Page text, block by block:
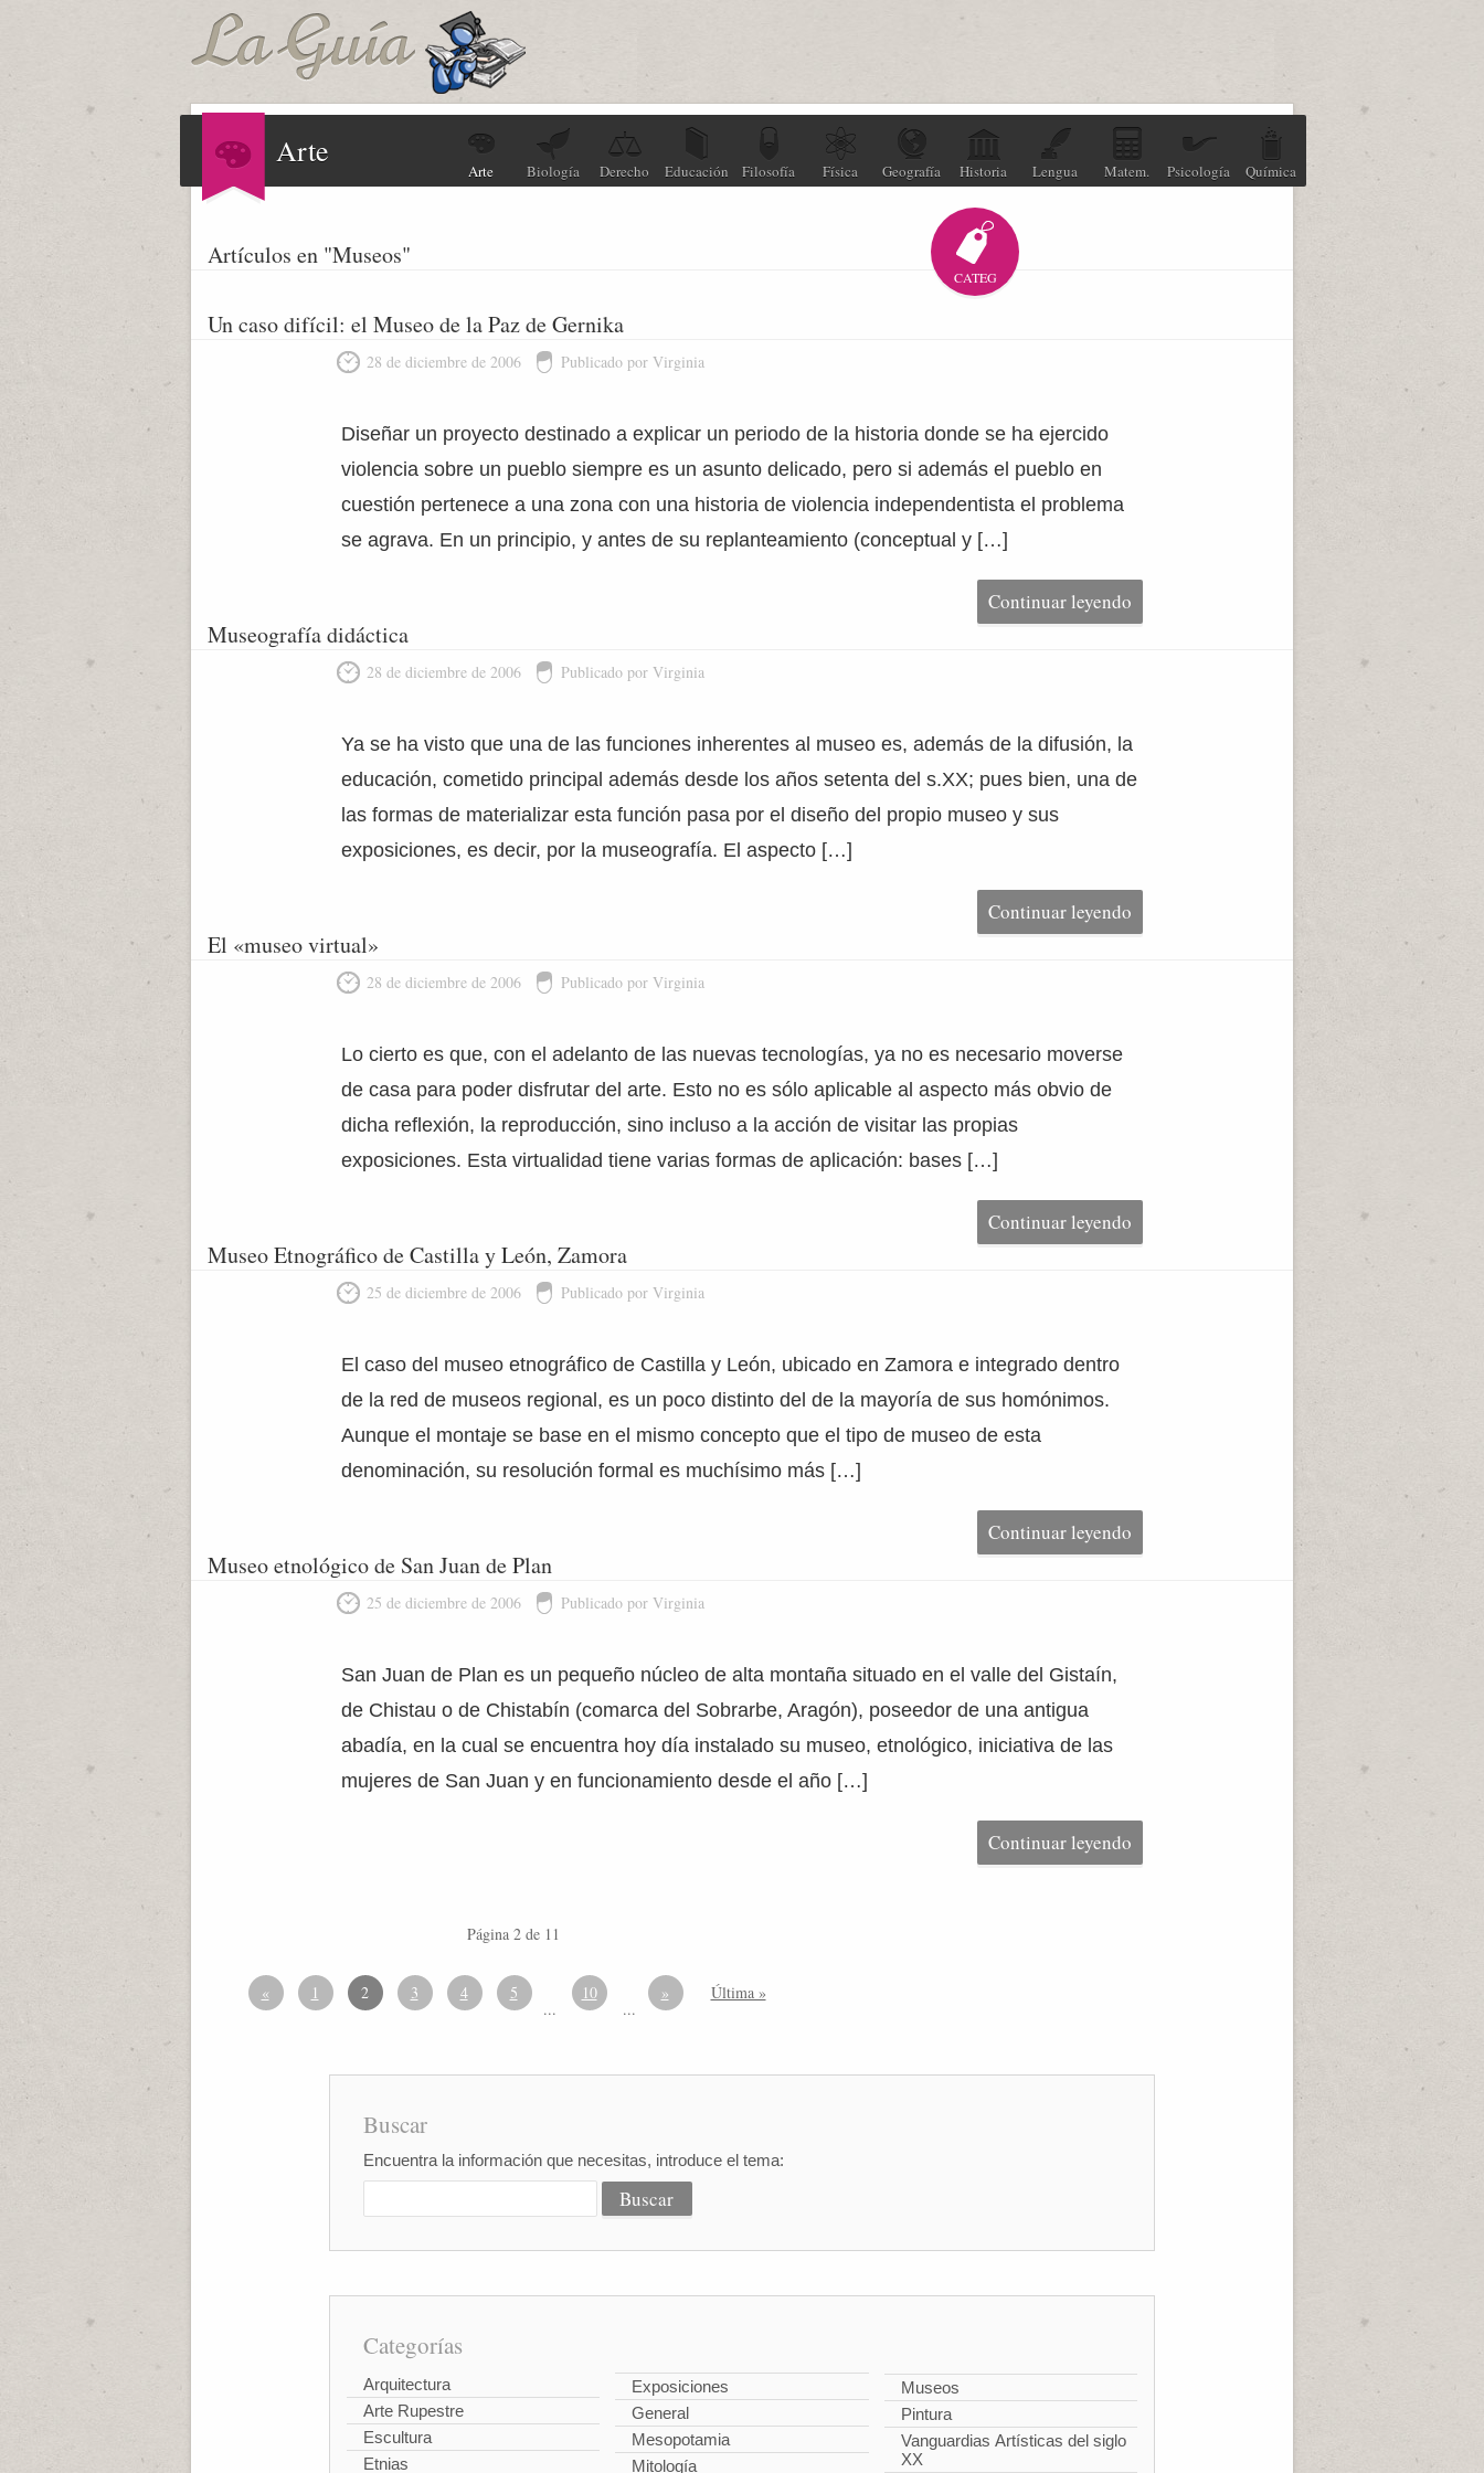
Arte
Arte Biología Derecho Educación Filosofía Física Geografía Historia Lengua Matem. Psicología Química
Artículos en "Museos"
CATEG
Un caso difícil: el Museo de la Paz de Gernika
28 de diciembre de 2006 Publicado por Virginia
Diseñar un proyecto destinado a explicar un periodo de la historia donde se ha ejercido
violencia sobre un pueblo siempre es un asunto delicado, pero si además el pueblo en
cuestión pertenece a una zona con una historia de violencia independentista el problema
se agrava. En un principio, y antes de su replanteamiento (conceptual y […]
Continuar leyendo
Museografía didáctica
28 de diciembre de 2006 Publicado por Virginia
Ya se ha visto que una de las funciones inherentes al museo es, además de la difusión, la
educación, cometido principal además desde los años setenta del s.XX; pues bien, una de
las formas de materializar esta función pasa por el diseño del propio museo y sus
exposiciones, es decir, por la museografía. El aspecto […]
Continuar leyendo
El «museo virtual»
28 de diciembre de 2006 Publicado por Virginia
Lo cierto es que, con el adelanto de las nuevas tecnologías, ya no es necesario moverse
de casa para poder disfrutar del arte. Esto no es sólo aplicable al aspecto más obvio de
dicha reflexión, la reproducción, sino incluso a la acción de visitar las propias
exposiciones. Esta virtualidad tiene varias formas de aplicación: bases […]
Continuar leyendo
Museo Etnográfico de Castilla y León, Zamora
25 de diciembre de 2006 Publicado por Virginia
El caso del museo etnográfico de Castilla y León, ubicado en Zamora e integrado dentro
de la red de museos regional, es un poco distinto del de la mayoría de sus homónimos.
Aunque el montaje se base en el mismo concepto que el tipo de museo de esta
denominación, su resolución formal es muchísimo más […]
Continuar leyendo
Museo etnológico de San Juan de Plan
25 de diciembre de 2006 Publicado por Virginia
San Juan de Plan es un pequeño núcleo de alta montaña situado en el valle del Gistaín,
de Chistau o de Chistabín (comarca del Sobrarbe, Aragón), poseedor de una antigua
abadía, en la cual se encuentra hoy día instalado su museo, etnológico, iniciativa de las
mujeres de San Juan y en funcionamiento desde el año […]
Continuar leyendo
Página 2 de 11
« 1 2 3 4 5
...
10
...
» Última »
Buscar
Encuentra la información que necesitas, introduce el tema:
Categorías
Arquitectura
Arte Rupestre
Escultura
Etnias
Exposiciones
General
Mesopotamia
Mitología
Museos
Pintura
Vanguardias Artísticas del siglo
XX